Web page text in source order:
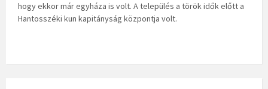
hogy ekkor már egyháza is volt. A település a török idők előtt a
Hantosszéki kun kapitányság központja volt.